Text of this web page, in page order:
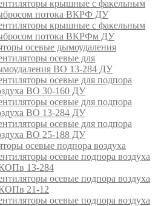
крышные с факельным
потока ВКРФ ДУ
крышные с факельным
потока ВКРФм ДУ
осевые дымоудаления
осевые для
ВО 13-284 ДУ
осевые для подпора
ВО 30-160 ДУ
осевые для подпора
ВО 13-284 ДУ
осевые для подпора
ВО 25-188 ДУ
осевые подпора воздуха
осевые подпора воздуха
13-284
осевые подпора воздуха
21-12
осевые подпора воздуха